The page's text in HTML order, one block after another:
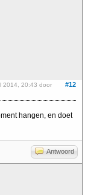
#12
2014, 20:43 door
hangen, en doet
Antwoord